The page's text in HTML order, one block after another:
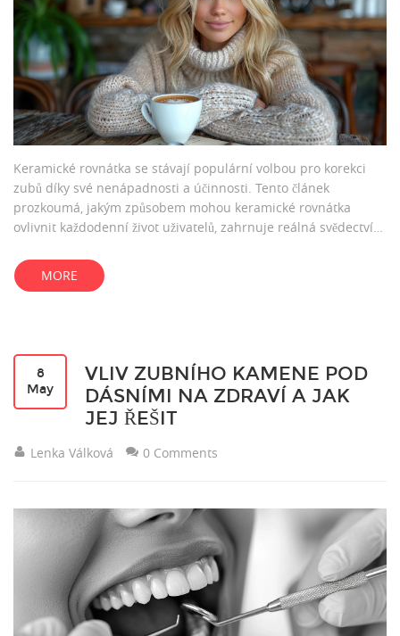
Keramické rovnátka se stávají populární volbou pro korekci
zubů díky své nenápadnosti a účinnosti. Tento článek
prozkoumá, jakým způsobem mohou keramické rovnátka
ovlivnit každodenní život uživatelů, zahrnuje reálná svědectví
rovnátek. Přečtěte si, jaký je proces nasazení, jaké jsou běžné
výzvy a tipy pro údržbu. Celý článek nabídne podrobný náhled
MORE
8
May
VLIV ZUBNÍHO KAMENE POD
DÁSNÍMI NA ZDRAVÍ A JAK
JEJ ŘEŠIT
Lenka Válková 0 Comments